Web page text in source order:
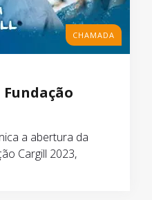
CHAMADA
a abertura da
Cargill 2023,